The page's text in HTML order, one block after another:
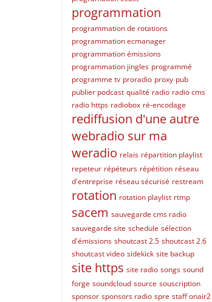
programmation
programmation de rotations
programmation ecmanager
programmation émissions
programmation jingles programmé
programme tv proradio proxy pub
publier podcast qualité radio radio cms
radio https radiobox ré-encodage
rediffusion d'une autre
webradio sur ma
weradio relais répartition playlist
repeteur répéteurs répétition réseau
d'entreprise réseau sécurisé restream
rotation rotation playlist rtmp
sacem sauvegarde cms radio
sauvegarde site schedule sélection
d'émissions shoutcast 2.5 shoutcast 2.6
shoutcast video sidekick site backup
site https site radio songs sound
forge soundcloud source souscription
sponsor sponsors radio spre staff onair2